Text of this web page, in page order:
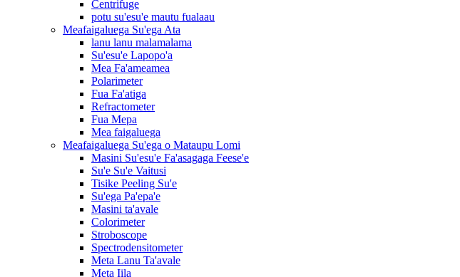
Centrifuge
potu su'esu'e mautu fualaau
Meafaigaluega Su'ega Ata
lanu lanu malamalama
Su'esu'e Lapopo'a
Mea Fa'ameamea
Polarimeter
Fua Fa'atiga
Refractometer
Fua Mepa
Mea faigaluega
Meafaigaluega Su'ega o Mataupu Lomi
Masini Su'esu'e Fa'asagaga Feese'e
Su'e Su'e Vaitusi
Tisike Peeling Su'e
Su'ega Pa'epa'e
Masini ta'avale
Colorimeter
Stroboscope
Spectrodensitometer
Meta Lanu Ta'avale
Meta Iila